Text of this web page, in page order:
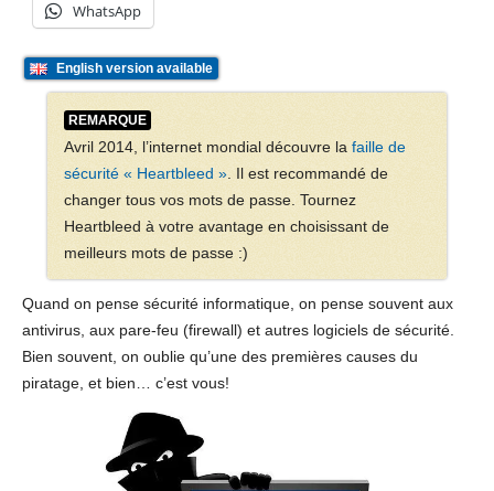
WhatsApp
English version available
REMARQUE
Avril 2014, l’internet mondial découvre la faille de
sécurité « Heartbleed » . Il est recommandé de
changer tous vos mots de passe. Tournez
Heartbleed à votre avantage en choisissant de
meilleurs mots de passe :)
Quand on pense sécurité informatique, on pense souvent aux
antivirus, aux pare-feu (firewall) et autres logiciels de sécurité.
Bien souvent, on oublie qu’une des premières causes du
piratage, et bien… c’est vous!